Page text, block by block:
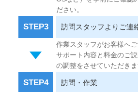
ださい。
STEP3 訪問スタッフよりご連
作業スタッフがお客様へご
サポート内容と料金のご
の調整をさせていただきま
STEP4 訪問・作業